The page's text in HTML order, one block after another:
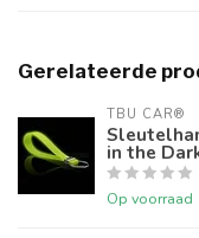
Gerelateerde
TBU CAR®
in the
Op voorraad